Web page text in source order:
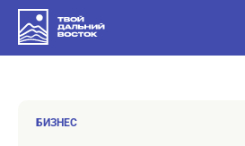
БИЗНЕС